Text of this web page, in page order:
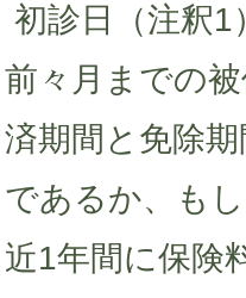
初診日（注釈
前々月までの
済期間と免除
であるか、も
近1年間に保険